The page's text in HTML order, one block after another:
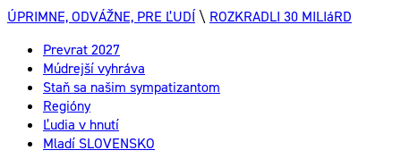
ÚPRIMNE, ODVÁŽNE, PRE ĽUDÍ \ ROZKRADLI 30 MILIáRD
Prevrat 2027
Múdrejší vyhráva
Staň sa našim sympatizantom
Regióny
Ľudia v hnutí
Mladí SLOVENSKO